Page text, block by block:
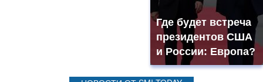
Где будет встреча
президентов США
и России: Европа?